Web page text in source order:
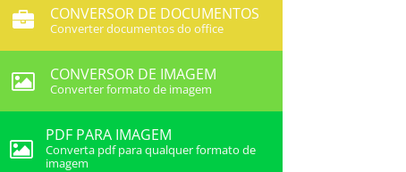
CONVERSOR DE DOCUMENTOS
Converter documentos do office
CONVERSOR DE IMAGEM
Converter formato de imagem
PDF PARA IMAGEM
Converta pdf para qualquer formato de
imagem